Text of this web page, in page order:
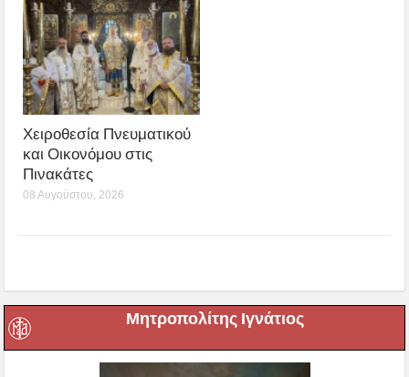
Χειροθεσία Πνευματικού
και Οικονόμου στις
Πινακάτες
08 Αυγούστου, 2026
Μητροπολίτης Ιγνάτιος